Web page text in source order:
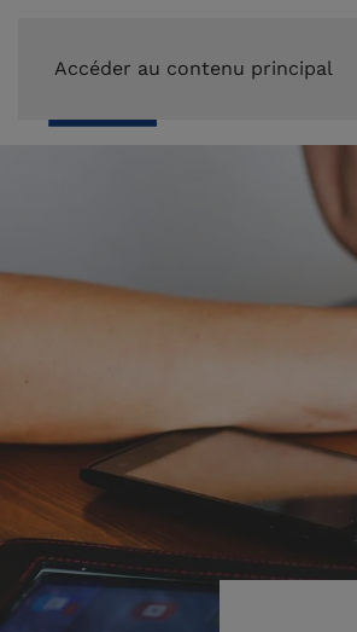
Accéder au contenu principal